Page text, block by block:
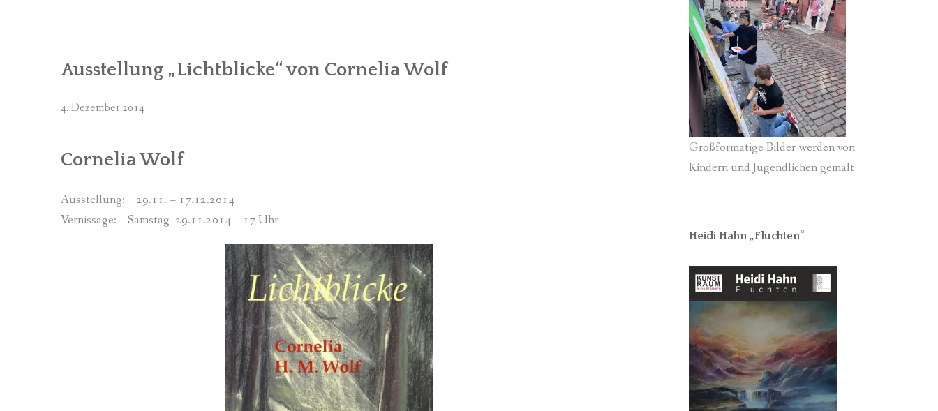
Ausstellung „Lichtblicke“ von Cornelia Wolf
4. Dezember 2014
Cornelia Wolf
Ausstellung: 29.11. – 17.12.2014
Vernissage: Samstag 29.11.2014 – 17 Uhr
Großformatige Bilder werden von
Kindern und Jugendlichen gemalt
Heidi Hahn „Fluchten“